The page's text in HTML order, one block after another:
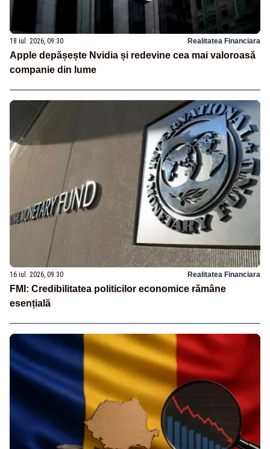
18 iul. 2026, 09:30 Realitatea Financiara
Apple depășește Nvidia și redevine cea mai valoroasă
companie din lume
16 iul. 2026, 09:30 Realitatea Financiara
FMI: Credibilitatea politicilor economice rămâne
esențială